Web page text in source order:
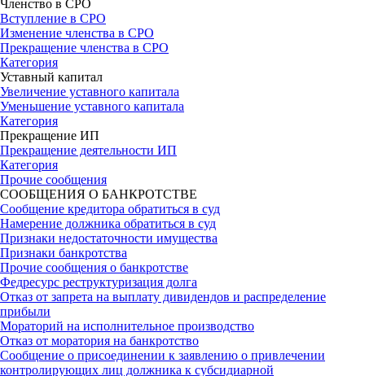
Членство в СРО
Вступление в СРО
Изменение членства в СРО
Прекращение членства в СРО
Категория
Уставный капитал
Увеличение уставного капитала
Уменьшение уставного капитала
Категория
Прекращение ИП
Прекращение деятельности ИП
Категория
Прочие сообщения
СООБЩЕНИЯ О БАНКРОТСТВЕ
Сообщение кредитора обратиться в суд
Намерение должника обратиться в суд
Признаки недостаточности имущества
Признаки банкротства
Прочие сообщения о банкротстве
Федресурс реструктуризация долга
Отказ от запрета на выплату дивидендов и распределение
прибыли
Мораторий на исполнительное производство
Отказ от моратория на банкротство
Сообщение о присоединении к заявлению о привлечении
контролирующих лиц должника к субсидиарной